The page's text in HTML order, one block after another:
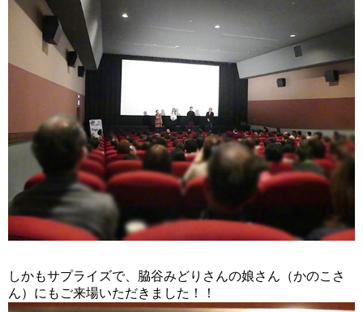
しかもサプライズで、脇谷みどりさんの娘さん（かのこさ
ん）にもご来場いただきました！！